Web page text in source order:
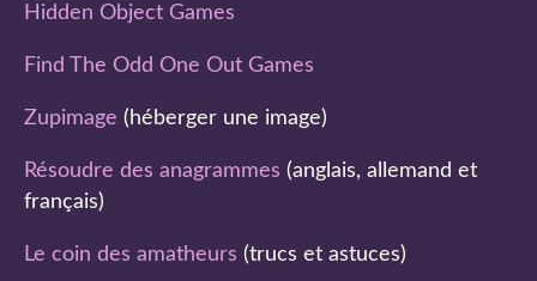
Hidden Object Games
Find The Odd One Out Games
Zupimage (héberger une image)
Résoudre des anagrammes (anglais, allemand et
français)
Le coin des amatheurs (trucs et astuces)